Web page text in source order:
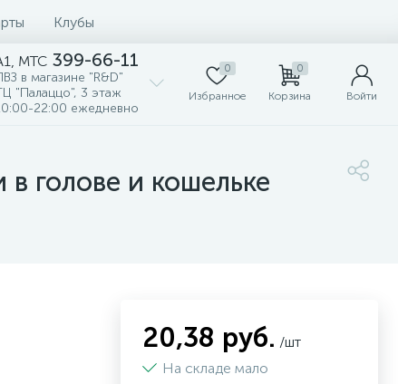
Клубы
MTC 399-66-11
в магазине "R&D"
"Палаццо", 3 этаж
22:00 ежедневно
0
Избранное
0
Корзина Войти
голове и кошельке
20,38 руб. /шт
На складе мало